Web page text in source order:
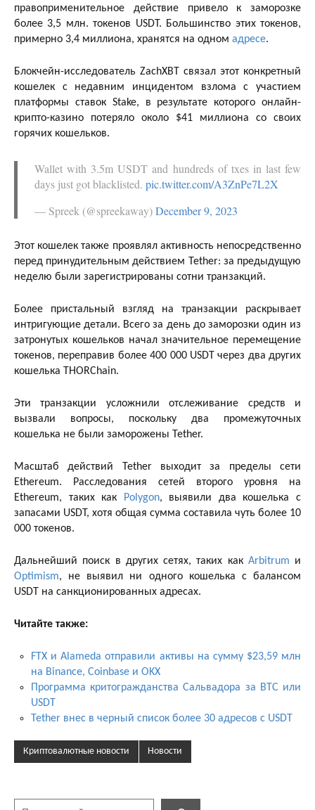
правоприменительное действие привело к заморозке
более 3,5 млн. токенов USDT. Большинство этих токенов,
примерно 3,4 миллиона, хранятся на одном адресе.
Блокчейн-исследователь ZachXBT связал этот конкретный
кошелек с недавним инцидентом взлома с участием
платформы ставок Stake, в результате которого онлайн-
крипто-казино потеряло около $41 миллиона со своих
горячих кошельков.
Wallet with 3.5m USDT and hundreds of txes in last few
days just got blacklisted. pic.twitter.com/A3ZnPe7L2X
— Spreek (@spreekaway)December 9, 2023
Этот кошелек также проявлял активность непосредственно
перед принудительным действием Tether: за предыдущую
неделю были зарегистрированы сотни транзакций.
Более пристальный взгляд на транзакции раскрывает
интригующие детали. Всего за день до заморозки один из
затронутых кошельков начал значительное перемещение
токенов, переправив более 400 000 USDT через два других
кошелька THORChain.
Эти транзакции усложнили отслеживание средств и
вызвали вопросы, поскольку два промежуточных
кошелька не были заморожены Tether.
Масштаб действий Tether выходит за пределы сети
Ethereum. Расследования сетей второго уровня на
Ethereum, таких как
Polygon, выявили два кошелька с
запасами USDT, хотя общая сумма составила чуть более 10
000 токенов.
Дальнейший поиск в других сетях, таких как Arbitrum и
Optimism, не выявил ни одного кошелька с балансом
USDT на санкционированных адресах.
Читайте также:
FTX и Alameda отправили активы на сумму $23,59 млн
на Binance, Coinbase и OKX
Программа критогражданства Сальвадора за BTC или
USDT
Tether внес в черный список более 30 адресов с USDT
Криптовалютные новости Новости